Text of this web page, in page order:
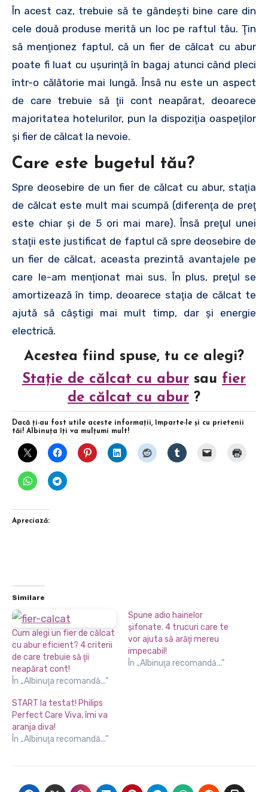
În acest caz, trebuie să te gândeşti bine care din
cele două produse merită un loc pe raftul tău. Ţin
să menţionez faptul, că un fier de călcat cu abur
poate fi luat cu uşurinţă în bagaj atunci când pleci
într-o călătorie mai lungă. Însă nu este un aspect
de care trebuie să ţii cont neapărat, deoarece
majoritatea hotelurilor, pun la dispoziţia oaspeţilor
şi fier de călcat la nevoie.
Care este bugetul tău?
Spre deosebire de un fier de călcat cu abur, staţia
de călcat este mult mai scumpă (diferenţa de preţ
este chiar şi de 5 ori mai mare). Însă preţul unei
staţii este justificat de faptul că spre deosebire de
un fier de călcat, aceasta prezintă avantajele pe
care le-am menţionat mai sus. În plus, preţul se
amortizează în timp, deoarece staţia de călcat te
ajută să câştigi mai mult timp, dar şi energie
electrică.
Acestea fiind spuse, tu ce alegi?
Staţie de călcat cu abur sau fier
de călcat cu abur ?
Dacă ţi-au fost utile aceste informaţii, împarte-le şi cu prietenii
tăi! Albinuţa îţi va mulţumi mult!
Apreciază:
Similare
Cum alegi un fier de călcat
cu abur eficient? 4 criterii
de care trebuie să ţii
neapărat cont!
În „Albinuţa recomandă...”
Spune adio hainelor
şifonate. 4 trucuri care te
vor ajuta să arăţi mereu
impecabil!
În „Albinuţa recomandă...”
START la testat! Philips
Perfect Care Viva, îmi va
aranja diva!
În „Albinuţa recomandă...”